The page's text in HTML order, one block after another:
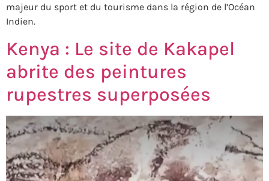
majeur du sport et du tourisme dans la région de l’Océan
Indien.
Kenya : Le site de Kakapel
abrite des peintures
rupestres superposées